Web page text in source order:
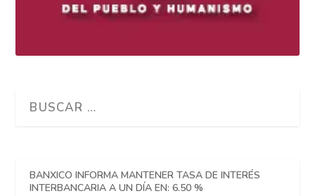
BANXICO INFORMA MANTENER TASA DE INTERÉS
INTERBANCARIA A UN DÍA EN: 6.50 %